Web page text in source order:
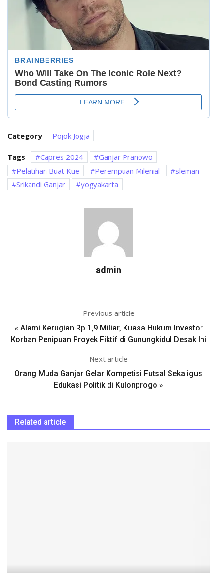
Category Pojok Jogja
Tags Capres 2024
Ganjar Pranowo
Pelatihan Buat Kue
Perempuan Milenial
sleman
Srikandi Ganjar
yogyakarta
admin
Previous article
« Alami Kerugian Rp 1,9 Miliar, Kuasa Hukum Investor
Korban Penipuan Proyek Fiktif di Gunungkidul Desak Ini
Next article
Orang Muda Ganjar Gelar Kompetisi Futsal Sekaligus
Edukasi Politik di Kulonprogo »
Related article